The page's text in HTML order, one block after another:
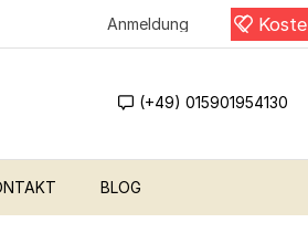
Anmeldung
Kostenloser Spanisch A1 Auffrischungskurs !
(+49) 015901954130
BLOG